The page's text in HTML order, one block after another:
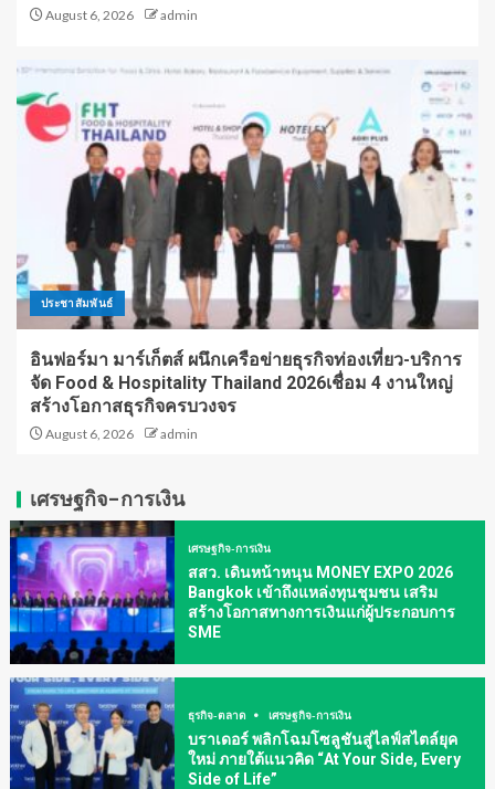
August 6, 2026 admin
ประชาสัมพันธ์
อินฟอร์มา มาร์เก็ตส์ ผนึกเครือข่ายธุรกิจท่องเที่ยว-บริการ
จัด Food & Hospitality Thailand 2026เชื่อม 4 งานใหญ่
สร้างโอกาสธุรกิจครบวงจร
August 6, 2026 admin
เศรษฐกิจ-การเงิน
เศรษฐกิจ-การเงิน
สสว. เดินหน้าหนุน MONEY EXPO 2026
Bangkok เข้าถึงแหล่งทุนชุมชน เสริม
สร้างโอกาสทางการเงินแก่ผู้ประกอบการ
SME
ธุรกิจ-ตลาด เศรษฐกิจ-การเงิน
บราเดอร์ พลิกโฉมโซลูชันสู่ไลฟ์สไตล์ยุค
ใหม่ ภายใต้แนวคิด “At Your Side, Every
Side of Life”